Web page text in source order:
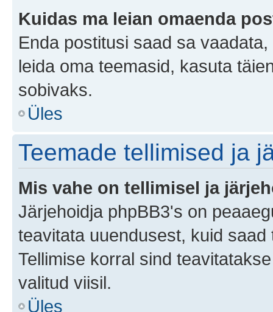
Kuidas ma leian omaenda
Enda postitusi saad sa
leida oma teemasid, kasuta
sobivaks.
Üles
Teemade tellimised ja
Mis vahe on tellimisel ja
Järjehoidja phpBB3's on
teavitata uuendusest, kuid
Tellimise korral sind
valitud viisil.
Üles